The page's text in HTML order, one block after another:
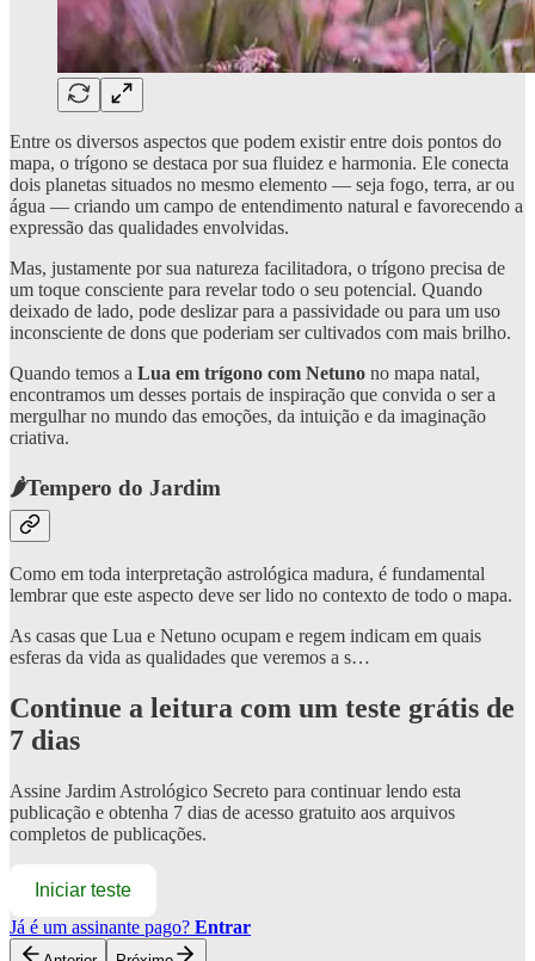
Entre os diversos aspectos que podem existir entre dois pontos do
mapa, o trígono se destaca por sua fluidez e harmonia. Ele conecta
dois planetas situados no mesmo elemento — seja fogo, terra, ar ou
água — criando um campo de entendimento natural e favorecendo a
expressão das qualidades envolvidas.
Mas, justamente por sua natureza facilitadora, o trígono precisa de
um toque consciente para revelar todo o seu potencial. Quando
deixado de lado, pode deslizar para a passividade ou para um uso
inconsciente de dons que poderiam ser cultivados com mais brilho.
Quando temos a Lua em trígono com Netuno no mapa natal,
encontramos um desses portais de inspiração que convida o ser a
mergulhar no mundo das emoções, da intuição e da imaginação
criativa.
🌶️Tempero do Jardim
Como em toda interpretação astrológica madura, é fundamental
lembrar que este aspecto deve ser lido no contexto de todo o mapa.
As casas que Lua e Netuno ocupam e regem indicam em quais
esferas da vida as qualidades que veremos a s…
Continue a leitura com um teste grátis de
7 dias
Assine Jardim Astrológico Secreto para continuar lendo esta
publicação e obtenha 7 dias de acesso gratuito aos arquivos
completos de publicações.
Iniciar teste
Já é um assinante pago? Entrar